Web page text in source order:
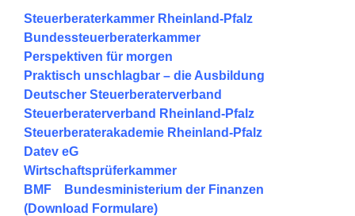
Steuerberaterkammer Rheinland-Pfalz
Bundessteuerberaterkammer
Perspektiven für morgen
Praktisch unschlagbar – die Ausbildung
Deutscher Steuerberaterverband
Steuerberaterverband Rheinland-Pfalz
Steuerberaterakademie Rheinland-Pfalz
Datev eG
Wirtschaftsprüferkammer
BMF Bundesministerium der Finanzen
(Download Formulare)